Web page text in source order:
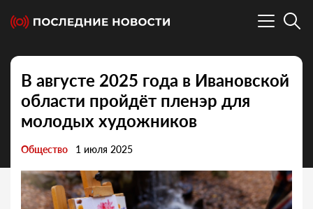
В августе 2025 года в Ивановской
области пройдёт пленэр для
молодых художников
Общество 1 июля 2025